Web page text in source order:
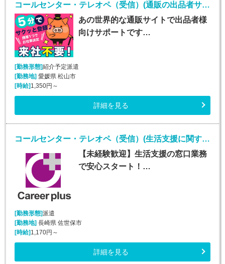
コールセンター・テレオペ（受信）(通販の出品者サポート（メール・チャット・電話）)
あの世界的な通販サイトで出品者様
向けサポートです…
[勤務形態]紹介予定派遣
[勤務地] 愛媛県 松山市
[時給] 1,350円～
詳細を見る
コールセンター・テレオペ（受信）(生活支援に関する問合せ窓口/平日のみ)
【未経験歓迎】生活支援の窓口業務
で安心スタート！…
[勤務形態]派遣
[勤務地] 長崎県 佐世保市
[時給] 1,170円～
詳細を見る